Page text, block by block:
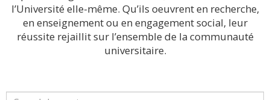
l’Université elle-même. Qu’ils oeuvrent en recherche,
en enseignement ou en engagement social, leur
réussite rejaillit sur l’ensemble de la communauté
universitaire.